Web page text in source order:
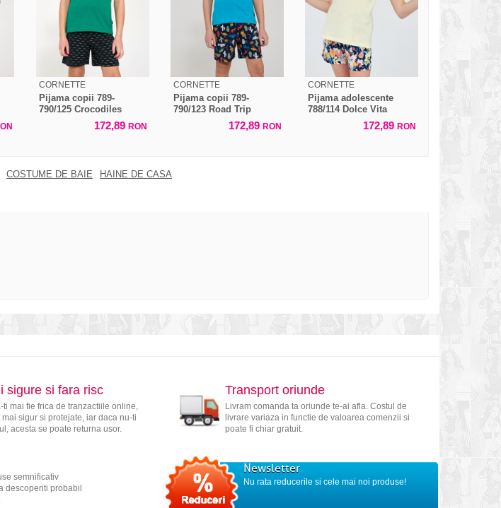
CORNETTE
Pijama copii 789-
790/125 Crocodiles
172,89 RON
CORNETTE
Pijama copii 789-
790/123 Road Trip
172,89 RON
CORNETTE
Pijama adolescente
788/114 Dolce Vita
172,89 RON
COSTUME DE BAIE
HAINE DE CASA
sigure si fara risc
ti mai fie frica de tranzactiile online,
mai sigur si protejate, iar daca nu-ti
acesta se poate returna usor.
Transport oriunde
Livram comanda ta oriunde te-ai afla. Costul de
livrare variaza in functie de valoarea comenzii si
poate fi chiar gratuit.
semnificativ
descoperiti probabil
Newsletter
Nu rata reducerile si cele mai noi produse!